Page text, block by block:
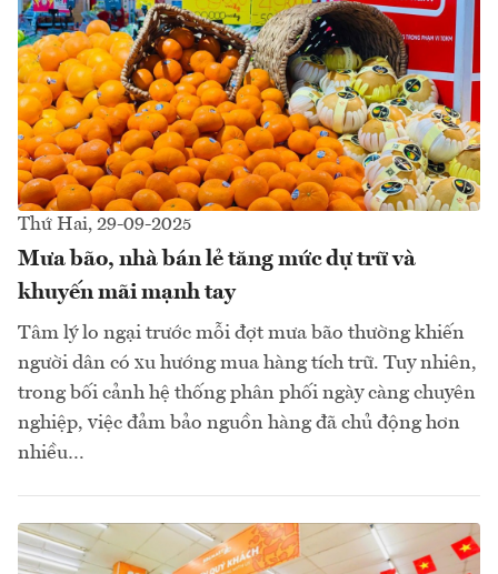
Thứ Hai, 29-09-2025
Mưa bão, nhà bán lẻ tăng mức dự trữ và
khuyến mãi mạnh tay
Tâm lý lo ngại trước mỗi đợt mưa bão thường khiến
người dân có xu hướng mua hàng tích trữ. Tuy nhiên,
trong bối cảnh hệ thống phân phối ngày càng chuyên
nghiệp, việc đảm bảo nguồn hàng đã chủ động hơn
nhiều…